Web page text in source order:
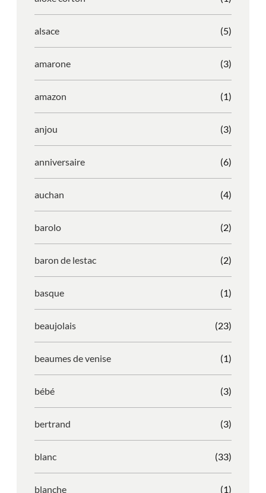
alsace (5)
amarone (3)
amazon (1)
anjou (3)
anniversaire (6)
auchan (4)
barolo (2)
baron de lestac (2)
basque (1)
beaujolais (23)
beaumes de venise (1)
bébé (3)
bertrand (3)
blanc (33)
blanche (1)